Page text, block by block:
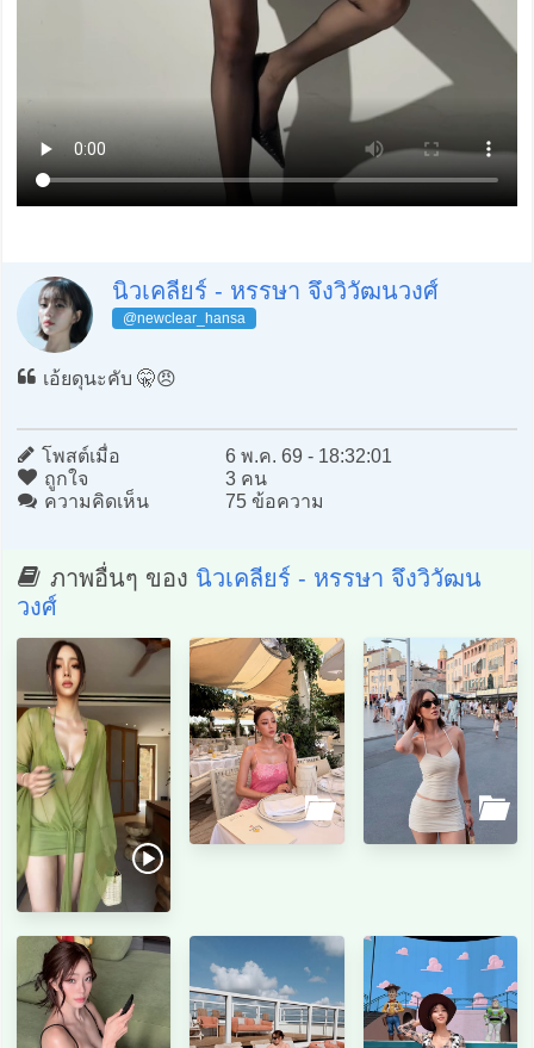
นิวเคลียร์ - หรรษา จึงวิวัฒนวงศ์
@newclear_hansa
เอ้ยดุนะคับ 🤫😠
โพสต์เมื่อ
6 พ.ค. 69 - 18:32:01
ถูกใจ
3 คน
ความคิดเห็น
75 ข้อความ
ภาพอื่นๆ ของ นิวเคลียร์ - หรรษา จึงวิวัฒน
วงศ์